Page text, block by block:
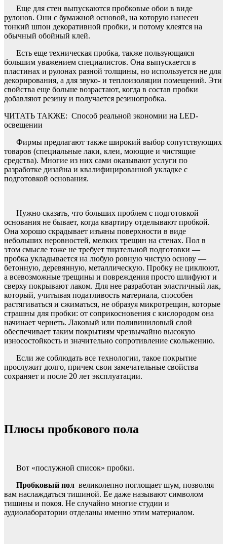
Еще для стен выпускаются пробковые обои в виде
рулонов. Они с бумажной основой, на которую нанесен
тонкий шпон декоративной пробки, и потому клеятся на
обычный обойный клей.
Есть еще техническая пробка, также пользующаяся
большим уважением специалистов. Она выпускается в
пластинах и рулонах разной толщины, но используется не для
декорирования, а для звуко- и теплоизоляции помещений. Эти
свойства еще больше возрастают, когда в состав пробки
добавляют резину и получается резинопробка.
ЧИТАТЬ ТАКЖЕ: Способ реальной экономии на LED-
освещении
Фирмы предлагают также широкий выбор сопутствующих
товаров (специальные лаки, клеи, моющие и чистящие
средства). Многие из них сами оказывают услуги по
разработке дизайна и квалифицированной укладке с
подготовкой основания.
Нужно сказать, что больших проблем с подготовкой
основания не бывает, когда квартиру отделывают пробкой.
Она хорошо скрадывает изъяны поверхности в виде
небольших неровностей, мелких трещин на стенах. Пол в
этом смысле тоже не требует тщательной подготовки —
пробка укладывается на любую ровную чистую основу —
бетонную, деревянную, металлическую. Пробку не циклюют,
а всевозможные трещины и повреждения просто шлифуют и
сверху покрывают лаком. Для нее разработан эластичный лак,
который, учитывая податливость материала, способен
растягиваться и сжиматься, не образуя микротрещин, которые
страшны для пробки: от соприкосновения с кислородом она
начинает чернеть. Лаковый или поливиниловый слой
обеспечивает таким покрытиям чрезвычайно высокую
износостойкость и значительно сопротивление скольжению.
Если же соблюдать все технологии, такое покрытие
прослужит долго, причем свои замечательные свойства
сохраняет и после 20 лет эксплуатации.
Плюсы пробкового пола
Вот «послужной список» пробки.
Пробковый пол великолепно поглощает шум, позволяя
вам наслаждаться тишиной. Ее даже называют символом
тишины и покоя. Не случайно многие студии и
аудиолаборатории отделаны именно этим материалом.